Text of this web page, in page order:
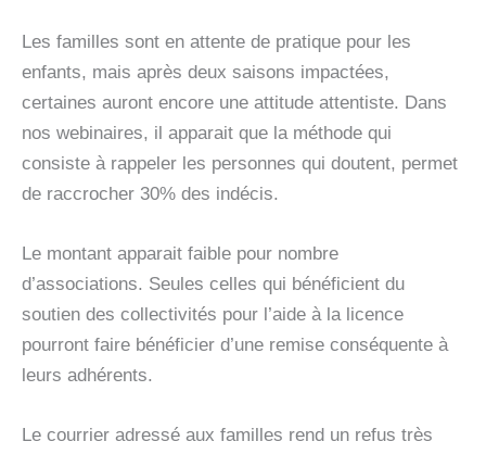
Les familles sont en attente de pratique pour les
enfants, mais après deux saisons impactées,
certaines auront encore une attitude attentiste. Dans
nos webinaires, il apparait que la méthode qui
consiste à rappeler les personnes qui doutent, permet
de raccrocher 30% des indécis.
Le montant apparait faible pour nombre
d’associations. Seules celles qui bénéficient du
soutien des collectivités pour l’aide à la licence
pourront faire bénéficier d’une remise conséquente à
leurs adhérents.
Le courrier adressé aux familles rend un refus très